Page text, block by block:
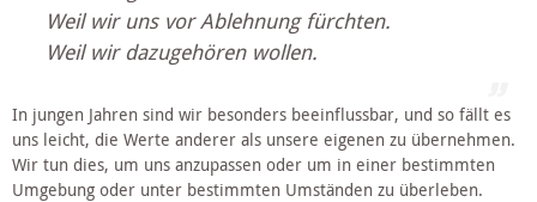
Weil wir uns vor Ablehnung fürchten.
Weil wir dazugehören wollen.
In jungen Jahren sind wir besonders beeinflussbar, und so fällt es
uns leicht, die Werte anderer als unsere eigenen zu übernehmen.
Wir tun dies, um uns anzupassen oder um in einer bestimmten
Umgebung oder unter bestimmten Umständen zu überleben.